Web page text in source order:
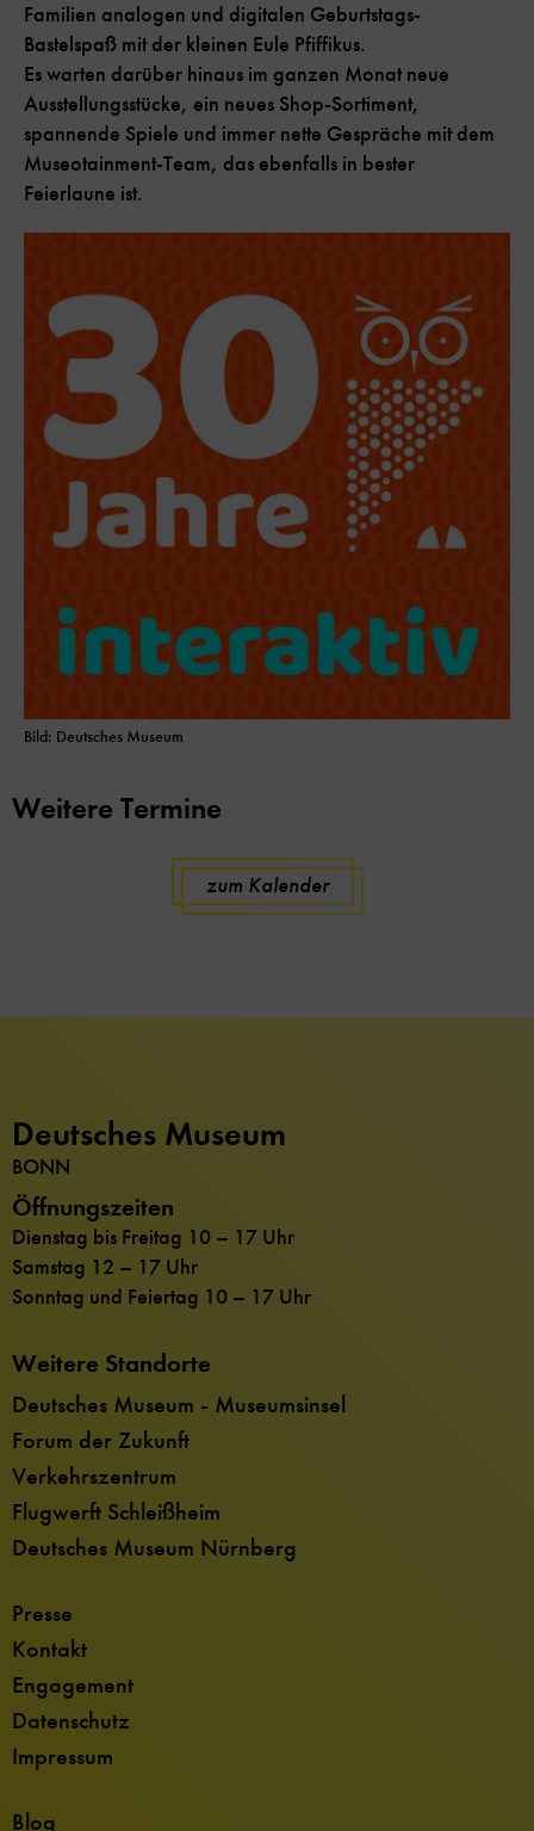
Bild: Deutsches Museum
Familien analogen und digitalen Geburtstags-
Bastelspaß mit der kleinen Eule Pfiffikus.
Es warten darüber hinaus im ganzen Monat neue
Ausstellungsstücke, ein neues Shop-Sortiment,
spannende Spiele und immer nette Gespräche mit dem
Museotainment-Team, das ebenfalls in bester
Feierlaune ist.
Weitere Termine
zum Kalender
Deutsches Museum
BONN
Öffnungszeiten
Dienstag bis Freitag 10 – 17 Uhr
Samstag 12 – 17 Uhr
Sonntag und Feiertag 10 – 17 Uhr
Weitere Standorte
Deutsches Museum - Museumsinsel
Forum der Zukunft
Verkehrszentrum
Flugwerft Schleißheim
Deutsches Museum Nürnberg
Presse
Kontakt
Engagement
Datenschutz
Impressum
Blog